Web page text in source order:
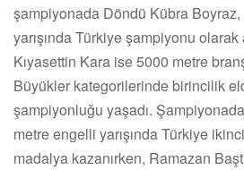
şampiyonada Döndü Kübra Boyraz,
yarışında Türkiye şampiyonu olarak
Kıyasettin Kara ise 5000 metre
Büyükler kategorilerinde birincilik
şampiyonluğu yaşadı.
metre engelli yarışında Türkiye
madalya kazanırken, Ramazan